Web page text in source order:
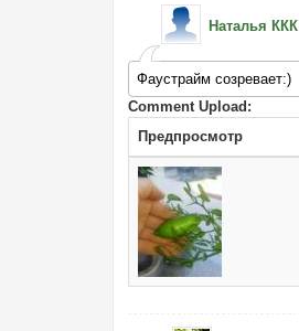
Наталья ККК
Фаустрайм созревает:)
Comment Upload:
Предпросмотр